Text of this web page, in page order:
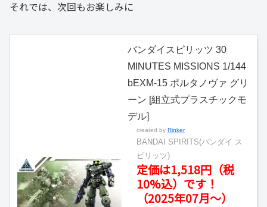
それでは、次回もお楽しみに
バンダイスピリッツ 30
MINUTES MISSIONS 1/144
bEXM-15 ポルタノヴァ グリ
ーン [組立式プラスチックモ
デル]
created by Rinker
BANDAI SPIRITS(バンダイ ス
ピリッツ)
定価は1,518円（税
10%込）です！
（2025年07月～）